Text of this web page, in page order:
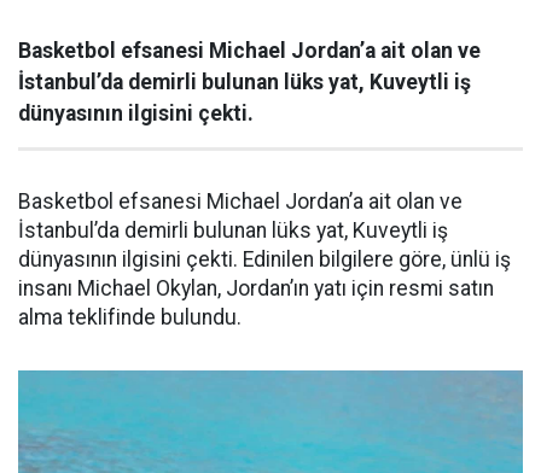
Basketbol efsanesi Michael Jordan’a ait olan ve
İstanbul’da demirli bulunan lüks yat, Kuveytli iş
dünyasının ilgisini çekti.
Basketbol efsanesi Michael Jordan’a ait olan ve
İstanbul’da demirli bulunan lüks yat, Kuveytli iş
dünyasının ilgisini çekti. Edinilen bilgilere göre, ünlü iş
insanı Michael Okylan, Jordan’ın yatı için resmi satın
alma teklifinde bulundu.